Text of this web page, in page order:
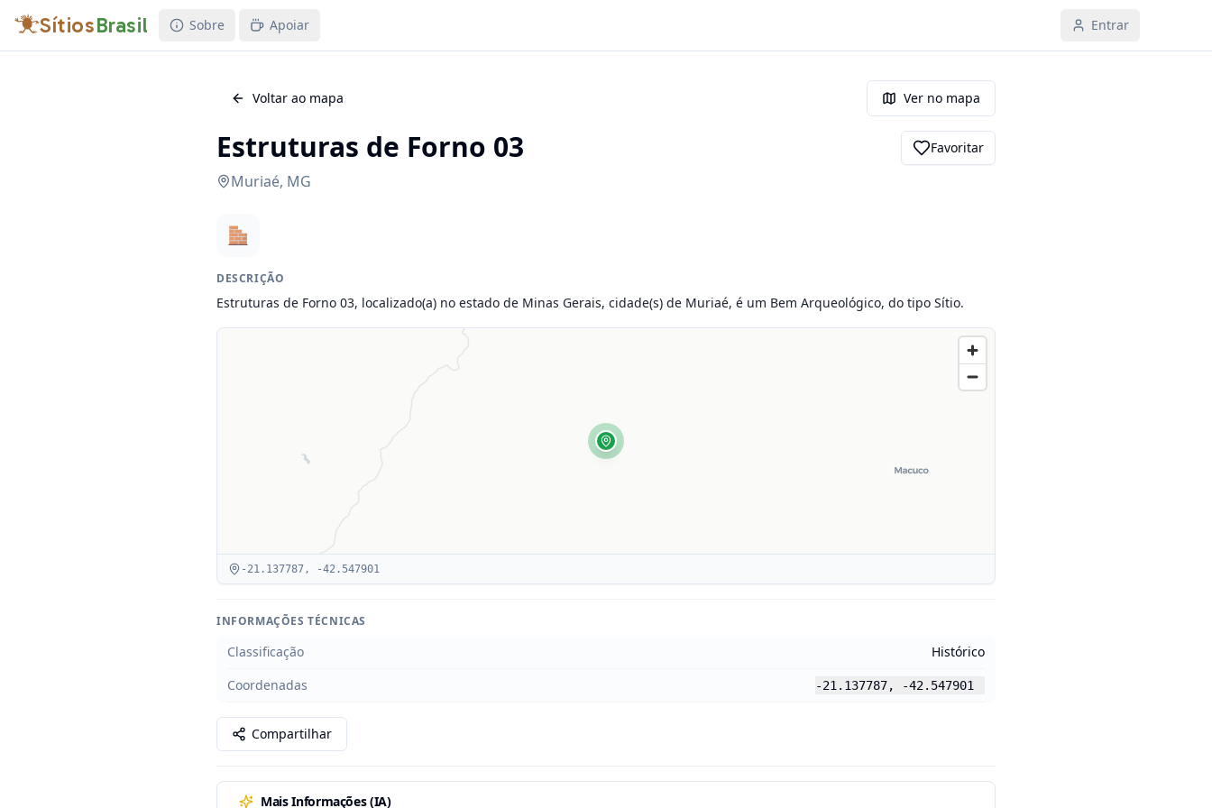
SítiosBrasil Sobre Apoiar Entrar
Voltar ao mapa Ver no mapa
Estruturas de Forno 03
Muriaé, MG
Favoritar
DESCRIÇÃO
Estruturas de Forno 03, localizado(a) no estado de Minas Gerais, cidade(s) de Muriaé, é um Bem Arqueológico, do tipo Sítio.
-21.137787, -42.547901
INFORMAÇÕES TÉCNICAS
Classificação
Histórico
Coordenadas
-21.137787, -42.547901
Compartilhar
Mais Informações (IA)